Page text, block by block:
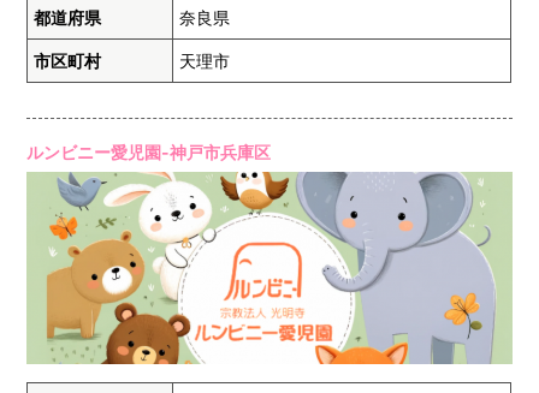
都道府県 奈良県
市区町村 天理市
ルンビニー愛児園-神戸市兵庫区